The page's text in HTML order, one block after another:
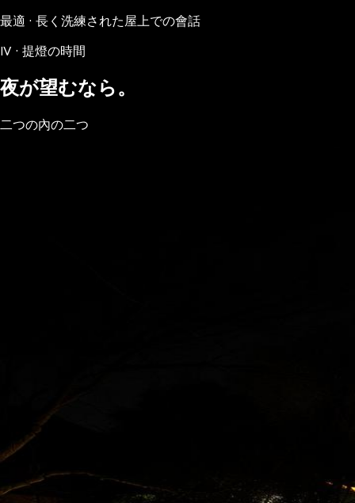
最適 · 長く洗練された屋上での會話
IV · 提燈の時間
夜が望むなら。
二つの內の二つ